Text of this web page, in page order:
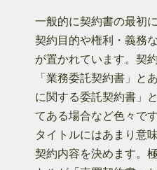
一般的に契約書の最初
契約目的や権利・義務
が置かれています。契
「業務委託契約書」と
に関する委託契約書」
てある場合など色々で
タイトルにはあまり意
契約内容を決めます。